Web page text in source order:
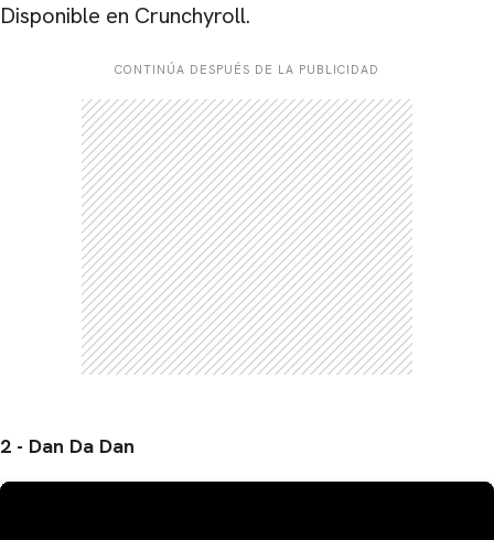
Disponible en Crunchyroll.
CONTINÚA DESPUÉS DE LA PUBLICIDAD
2 - Dan Da Dan